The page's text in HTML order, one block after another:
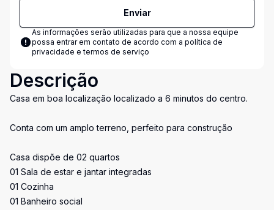
Enviar
As informações serão utilizadas para que a nossa equipe
possa entrar em contato de acordo com a política de
privacidade e termos de serviço
Descrição
Casa em boa localização localizado a 6 minutos do centro.
Conta com um amplo terreno, perfeito para construção
Casa dispõe de 02 quartos
01 Sala de estar e jantar integradas
01 Cozinha
01 Banheiro social